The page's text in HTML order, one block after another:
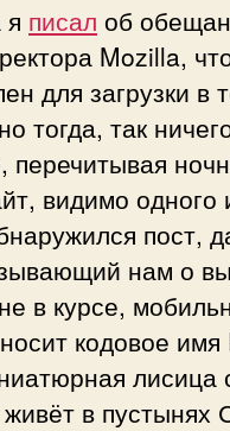
я писал об
Mozilla,
для загрузки в
тогда, так
перечитывая
видимо одного
пост,
нам о
в курсе,
кодовое имя
лисица
в